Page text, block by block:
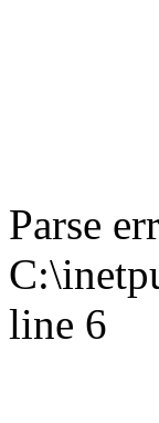
Parse
line 6